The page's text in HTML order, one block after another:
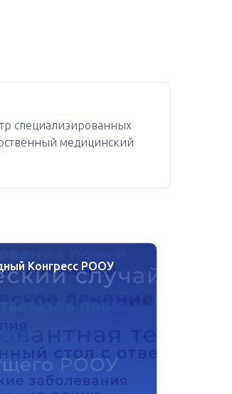
специализированных
медицинский
Конгресс РООУ